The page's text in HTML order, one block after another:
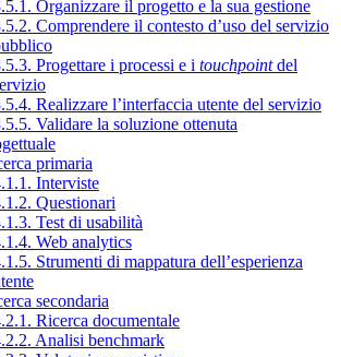
Organizzare il progetto e la sua gestione
Comprendere il contesto d’uso del servizio
Progettare i processi e i touchpointdel
Realizzare l’interfaccia utente del servizio
Validare la soluzione ottenuta
primaria
Interviste
Questionari
Test di usabilità
Web analytics
Strumenti di mappatura dell’esperienza
secondaria
Ricerca documentale
Analisi benchmark